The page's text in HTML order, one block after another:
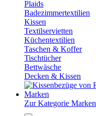
Plaids
Badezimmertextilien
Kissen
Textilservietten
Küchentextilien
Taschen & Koffer
Tischtücher
Bettwäsche
Decken & Kissen
Marken
Zur Kategorie Marken